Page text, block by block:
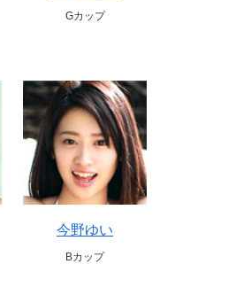
Gカップ
今野ゆい
Bカップ